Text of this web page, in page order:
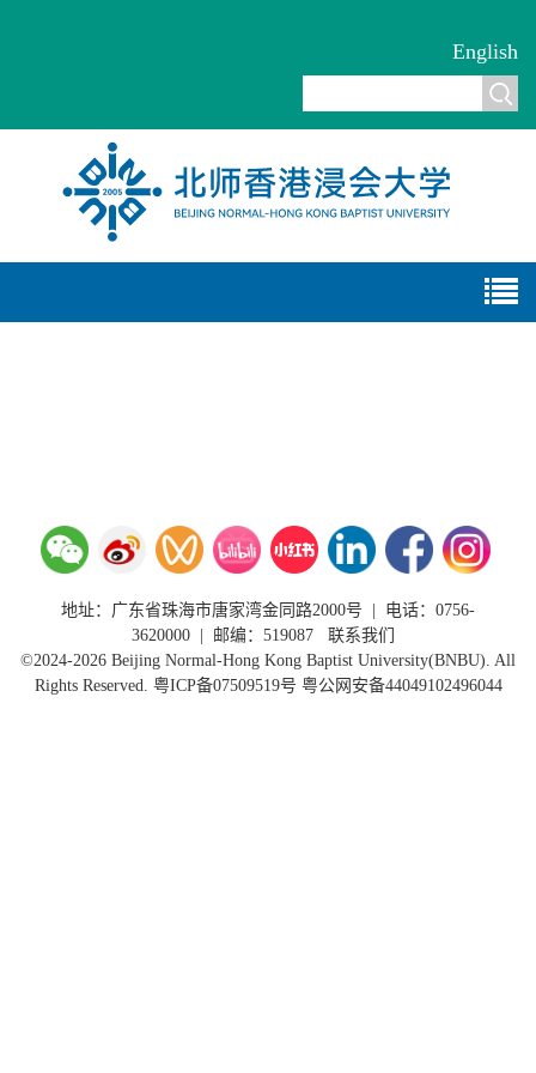
English
地址：广东省珠海市唐家湾金同路2000号
电话：0756-
3620000
| 邮编：519087 联系我们
©2024-2026 Beijing Normal-Hong Kong Baptist University(BNBU). All
Rights Reserved. 粤ICP备07509519号 粤公网安备44049102496044